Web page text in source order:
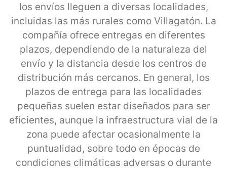
los envíos lleguen a diversas localidades,
incluidas las más rurales como Villagatón. La
compañía ofrece entregas en diferentes
plazos, dependiendo de la naturaleza del
envío y la distancia desde los centros de
distribución más cercanos. En general, los
plazos de entrega para las localidades
pequeñas suelen estar diseñados para ser
eficientes, aunque la infraestructura vial de la
zona puede afectar ocasionalmente la
puntualidad, sobre todo en épocas de
condiciones climáticas adversas o durante